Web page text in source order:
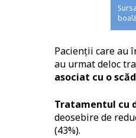
Pacienții care au
au urmat deloc
asociat cu o
Tratamentul cu
deosebire de
(43%).